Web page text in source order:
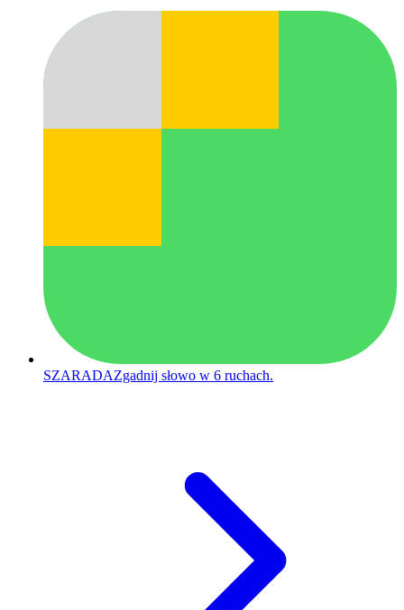
SZARADAZgadnij słowo w 6 ruchach.